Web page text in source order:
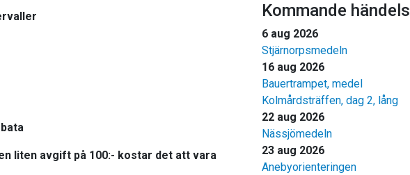
Kommande
6 aug 2026
Stjärnorpsmedeln
16 aug 2026
Bauertrampet, medel
Kolmårdsträffen, dag 2, lång
22 aug 2026
Nässjömedeln
23 aug 2026
Anebyorienteringen
liten avgift på 100:- kostar det att vara